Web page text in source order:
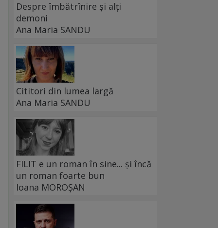
Despre îmbătrînire și alți
demoni
Ana Maria SANDU
Cititori din lumea largă
Ana Maria SANDU
FILIT e un roman în sine... și încă
un roman foarte bun
Ioana MOROȘAN